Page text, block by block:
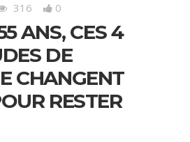
316 0
ANS, CES 4
DE
CHANGENT
RESTER